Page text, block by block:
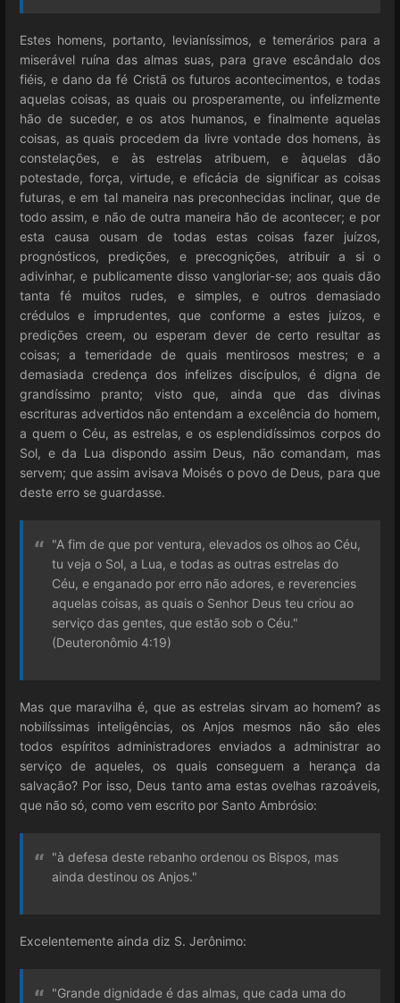
Estes homens, portanto, levianíssimos, e temerários para a
miserável ruína das almas suas, para grave escândalo dos
fiéis, e dano da fé Cristã os futuros acontecimentos, e todas
aquelas coisas, as quais ou prosperamente, ou infelizmente
hão de suceder, e os atos humanos, e finalmente aquelas
coisas, as quais procedem da livre vontade dos homens, às
constelações, e às estrelas atribuem, e àquelas dão
potestade, força, virtude, e eficácia de significar as coisas
futuras, e em tal maneira nas preconhecidas inclinar, que de
todo assim, e não de outra maneira hão de acontecer; e por
esta causa ousam de todas estas coisas fazer juízos,
prognósticos, predições, e precognições, atribuir a si o
adivinhar, e publicamente disso vangloriar-se; aos quais dão
tanta fé muitos rudes, e simples, e outros demasiado
crédulos e imprudentes, que conforme a estes juízos, e
predições creem, ou esperam dever de certo resultar as
coisas; a temeridade de quais mentirosos mestres; e a
demasiada credença dos infelizes discípulos, é digna de
grandíssimo pranto; visto que, ainda que das divinas
escrituras advertidos não entendam a excelência do homem,
a quem o Céu, as estrelas, e os esplendidíssimos corpos do
Sol, e da Lua dispondo assim Deus, não comandam, mas
servem; que assim avisava Moisés o povo de Deus, para que
deste erro se guardasse.
"A fim de que por ventura, elevados os olhos ao Céu,
tu veja o Sol, a Lua, e todas as outras estrelas do
Céu, e enganado por erro não adores, e reverencies
aquelas coisas, as quais o Senhor Deus teu criou ao
serviço das gentes, que estão sob o Céu."
(Deuteronômio 4:19)
Mas que maravilha é, que as estrelas sirvam ao homem? as
nobilíssimas inteligências, os Anjos mesmos não são eles
todos espíritos administradores enviados a administrar ao
serviço de aqueles, os quais conseguem a herança da
salvação? Por isso, Deus tanto ama estas ovelhas razoáveis,
que não só, como vem escrito por Santo Ambrósio:
"à defesa deste rebanho ordenou os Bispos, mas
ainda destinou os Anjos."
Excelentemente ainda diz S. Jerônimo:
"Grande dignidade é das almas, que cada uma do